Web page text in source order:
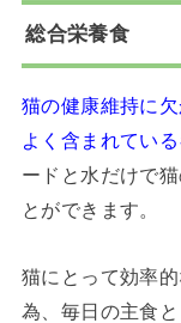
総合栄養食
猫の健康維持に
よく含まれてい
ードと水だけで
とができます。
猫にとって効率
為、毎日の主食